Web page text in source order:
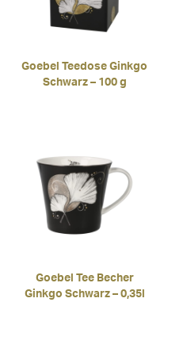
Goebel Teedose Ginkgo
Schwarz – 100 g
Goebel Tee Becher
Ginkgo Schwarz – 0,35l